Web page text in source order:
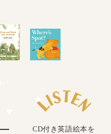
CD付き英語絵本を